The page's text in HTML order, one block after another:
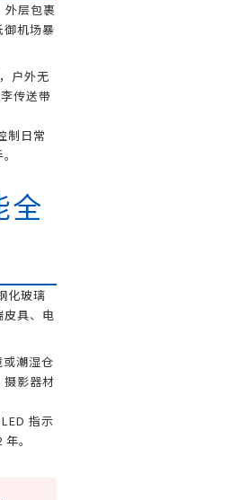
外层包裹
机场暴
户外无
传送带
制日常
全
化玻璃
具、电
潮湿仓
影器材
指示
。